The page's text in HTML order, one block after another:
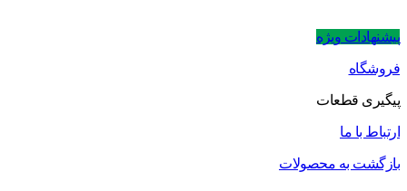
پیشنهادات ویژه
فروشگاه
پیگیری قطعات
ارتباط با ما
بازگشت به محصولات